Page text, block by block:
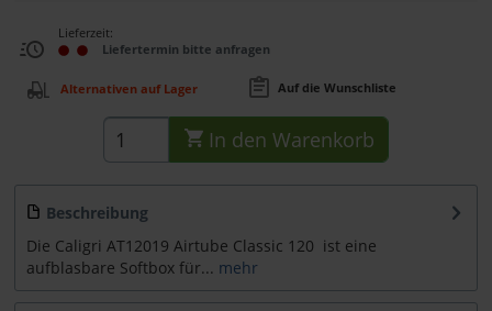
Lieferzeit:
Liefertermin bitte anfragen
Alternativen auf Lager Auf die Wunschliste
In den Warenkorb
Beschreibung
Die Caligri AT12019 Airtube Classic 120 ist eine
aufblasbare Softbox für... mehr